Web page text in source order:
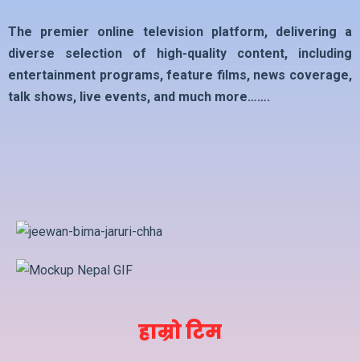
The premier online television platform, delivering a
diverse selection of high-quality content, including
entertainment programs, feature films, news coverage,
talk shows, live events, and much more…….
हाम्रो टिम